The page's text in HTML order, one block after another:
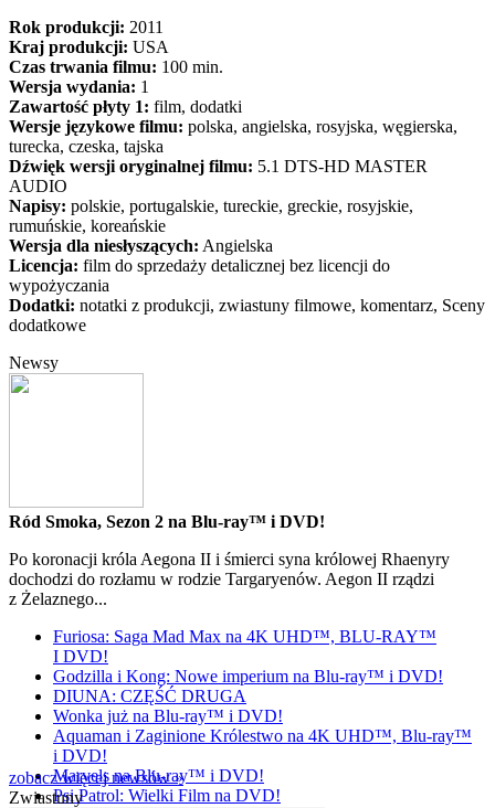
Rok produkcji: 2011
Kraj produkcji: USA
Czas trwania filmu: 100 min.
Wersja wydania: 1
Zawartość płyty 1: film, dodatki
Wersje językowe filmu: polska, angielska, rosyjska, węgierska,
turecka, czeska, tajska
Dźwięk wersji oryginalnej filmu: 5.1 DTS-HD MASTER
AUDIO
Napisy: polskie, portugalskie, tureckie, greckie, rosyjskie,
rumuńskie, koreańskie
Wersja dla niesłyszących: Angielska
Licencja: film do sprzedaży detalicznej bez licencji do
wypożyczania
Dodatki: notatki z produkcji, zwiastuny filmowe, komentarz, Sceny
dodatkowe
Newsy
Ród Smoka, Sezon 2 na Blu-ray™ i DVD!
Po koronacji króla Aegona II i śmierci syna królowej Rhaenyry
dochodzi do rozłamu w rodzie Targaryenów. Aegon II rządzi
z Żelaznego...
Furiosa: Saga Mad Max na 4K UHD™, BLU-RAY™
I DVD!
Godzilla i Kong: Nowe imperium na Blu-ray™ i DVD!
DIUNA: CZĘŚĆ DRUGA
Wonka już na Blu-ray™ i DVD!
Aquaman i Zaginione Królestwo na 4K UHD™, Blu-ray™
i DVD!
Marvels na Blu-ray™ i DVD!
Psi Patrol: Wielki Film na DVD!
zobacz więcej newsów »
Zwiastuny